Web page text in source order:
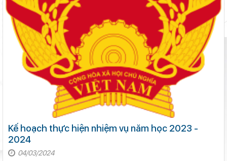
Kế hoạch thực hiện nhiệm vụ năm học 2023 -
2024
04/03/2024